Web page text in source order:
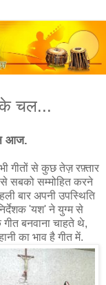
के चल...
आज.
गीतों से कुछ तेज़ रफ़्तार
सबको सम्मोहित करने
बार अपनी उपस्थिति
'यश' ने युग्म से
बनवाना चाहते थे,
का भाव है गीत में.